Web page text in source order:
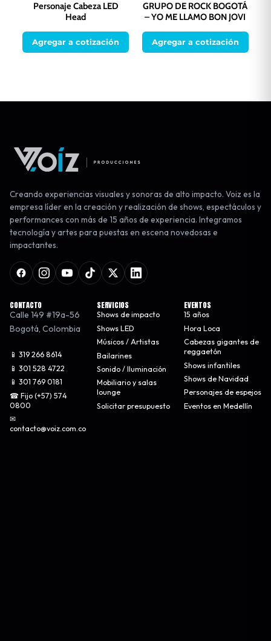
Personaje Cabeza LED
Head
Agregar a cotización
GRUPO DE ROCK BOGOTÁ
– YO ME LLAMO BON JOVI
Agregar a cotización
Creando experiencias visuales y sonoras de alto impacto. Voiz es la
empresa líder en la creación y realización de shows, espectáculos y
performances con más de 15 años de experiencia. Integramos
tecnología y artes para puestas en escena novedosas e
impactantes.
CONTACTO
Calle 149 #19a-56
Bogotá, Colombia
📱 319 266 8614
📱 301 528 4722
📱 301 769 0181
☎ Fijo (+57) 574
0800
✉
contacto@voiz.com.co
SERVICIOS
Shows de impacto
Shows LED
Músicos / Artistas
Bailarines
Sonido / Iluminación
Mobiliario y salas
lounge
Solicitar presupuesto
EVENTOS
15 años
Hora Loca
Cabezas gigantes de
reggaetón
Shows infantiles
Shows de Navidad
Personajes de espejos
Eventos en Medellín